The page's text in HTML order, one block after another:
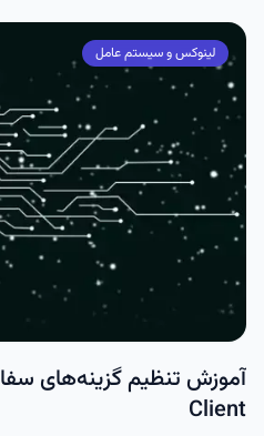
لینوکس و سیستم عامل
Client